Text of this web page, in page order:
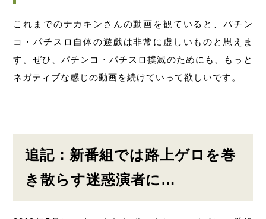
これまでのナカキンさんの動画を観ていると、パチン
コ・パチスロ自体の遊戯は非常に虚しいものと思えま
す。ぜひ、パチンコ・パチスロ撲滅のためにも、もっと
ネガティブな感じの動画を続けていって欲しいです。
追記：新番組では路上ゲロを巻
き散らす迷惑演者に…